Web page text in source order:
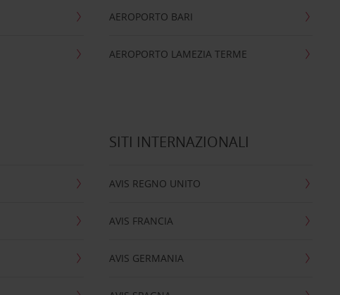
AEROPORTO BARI
AEROPORTO LAMEZIA TERME
SITI INTERNAZIONALI
AVIS REGNO UNITO
AVIS FRANCIA
AVIS GERMANIA